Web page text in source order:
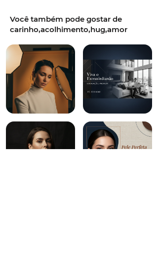
Você também pode gostar de
carinho,acolhimento,hug,amor